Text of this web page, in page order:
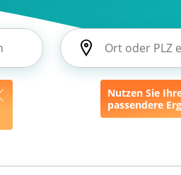
Nutzen Sie
passendere